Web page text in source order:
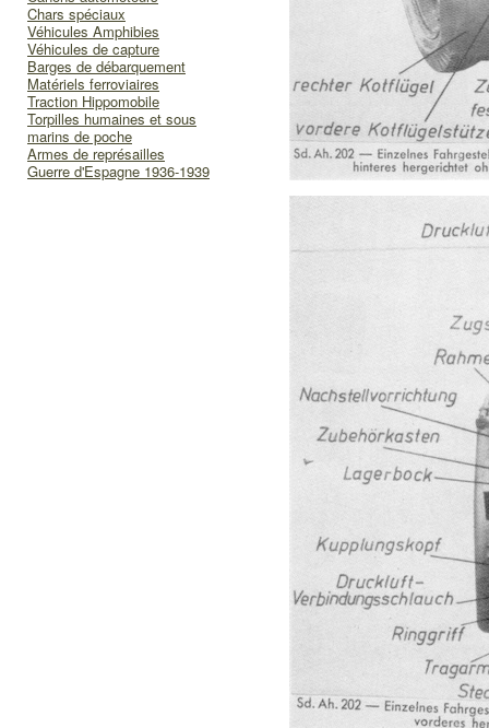
Chars spéciaux
Véhicules Amphibies
Véhicules de capture
Barges de débarquement
Matériels ferroviaires
Traction Hippomobile
Torpilles humaines et sous
marins de poche
Armes de représailles
Guerre d'Espagne 1936-1939